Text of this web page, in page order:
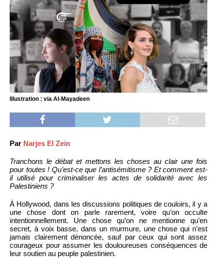
Illustration : via Al-Mayadeen
Par Narjes El Zein
Tranchons le débat et mettons les choses au clair une fois
pour toutes ! Qu’est-ce que l’antisémitisme ? Et comment est-
il utilisé pour criminaliser les actes de solidarité avec les
Palestiniens ?
À Hollywood, dans les discussions politiques de couloirs, il y a
une chose dont on parle rarement, voire qu’on occulte
intentionnellement. Une chose qu’on ne mentionne qu’en
secret, à voix basse, dans un murmure, une chose qui n’est
jamais clairement dénoncée, sauf par ceux qui sont assez
courageux pour assumer les douloureuses conséquences de
leur soutien au peuple palestinien.